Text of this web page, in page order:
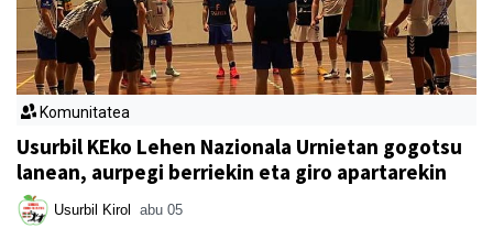
Komunitatea
Usurbil KEko Lehen Nazionala Urnietan gogotsu
lanean, aurpegi berriekin eta giro apartarekin
Usurbil Kirol abu 05